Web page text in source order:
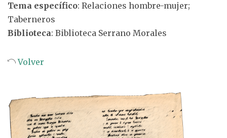
Tema específico: Relaciones hombre-mujer;
Taberneros
Biblioteca: Biblioteca Serrano Morales
Volver